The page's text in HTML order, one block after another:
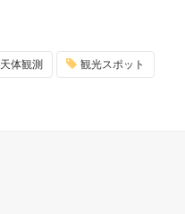
天体観測 観光スポット